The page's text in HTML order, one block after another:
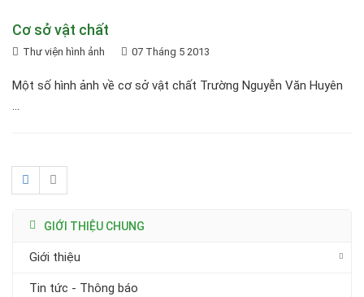
Cơ sở vật chất
Thư viện hình ảnh 07 Tháng 5 2013
Một số hình ảnh về cơ sở vật chất Trường Nguyễn Văn Huyên
...
GIỚI THIỆU CHUNG
Giới thiệu
Tin tức - Thông báo